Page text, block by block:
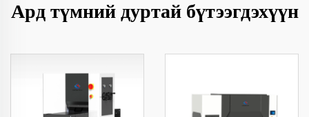
Ард түмний дуртай бүтээгдэхүүн